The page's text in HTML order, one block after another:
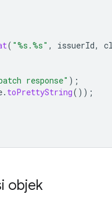
( "%s.%s" , issuerId,
response" );
. toPrettyString());
objek